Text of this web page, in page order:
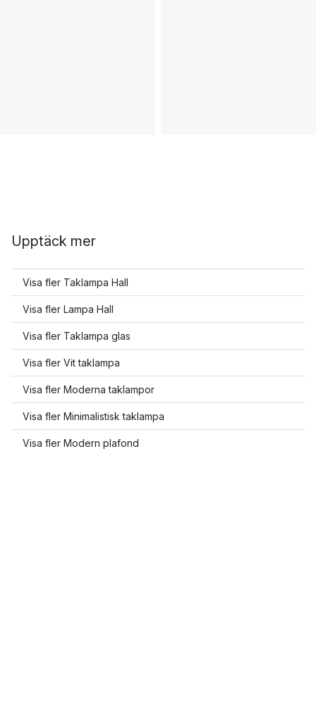
Upptäck mer
Visa fler Taklampa Hall
Visa fler Lampa Hall
Visa fler Taklampa glas
Visa fler Vit taklampa
Visa fler Moderna taklampor
Visa fler Minimalistisk taklampa
Visa fler Modern plafond